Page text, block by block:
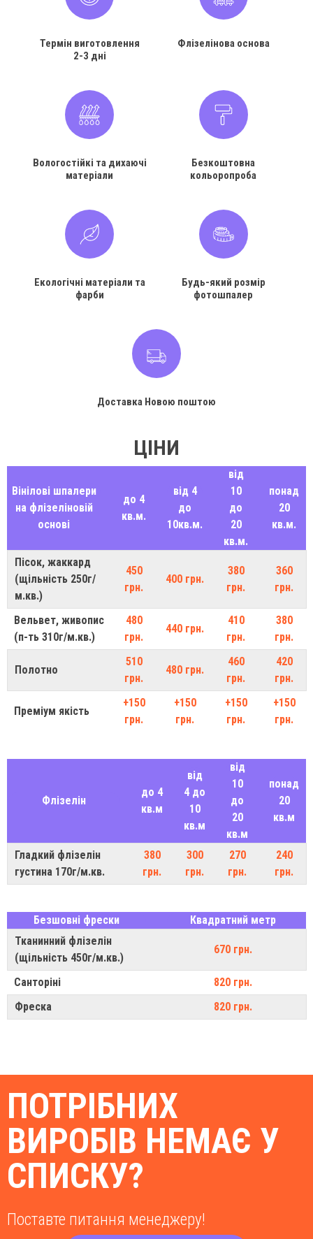
Термін виготовлення
2-3 дні
Флізелінова основа
Вологостійкі та дихаючі
матеріали
Безкоштовна
кольоропроба
Екологічні матеріали та
фарби
Будь-який розмір
фотошпалер
Доставка Новою поштою
ЦІНИ
Вінілові шпалери
на флізеліновій
основі
до 4
кв.м.
від 4
до
10кв.м.
від
10
до
20
кв.м.
понад
20
кв.м.
Пісок, жаккард
(щільність 250г/
м.кв.)
450
грн.
400 грн.
380
грн.
360
грн.
Вельвет, живопис
(п-ть 310г/м.кв.)
480
грн.
440 грн.
410
грн.
380
грн.
Полотно
510
грн.
480 грн.
460
грн.
420
грн.
Преміум якість
+150
грн.
+150
грн.
+150
грн.
+150
грн.
Флізелін
до 4
кв.м
від
4 до
10
кв.м
від
10
до
20
кв.м
понад
20
кв.м
Гладкий флізелін
густина 170г/м.кв.
380
грн.
300
грн.
270
грн.
240
грн.
Безшовні фрески
Квадратний метр
Тканинний флізелін
(щільність 450г/м.кв.)
670 грн.
Санторіні
820 грн.
Фреска
820 грн.
ПОТРІБНИХ
ВИРОБІВ НЕМАЄ У
СПИСКУ?
Поставте питання менеджеру!